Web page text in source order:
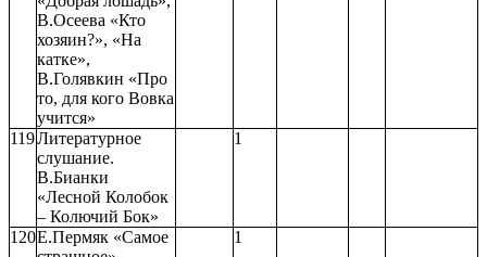
В.Осеева «Кто
хозяин?», «На
катке»,
В.Голявкин «Про
то, для кого Вовка
учится»
119Литературное
слушание.
В.Бианки
«Лесной Колобок
– Колючий Бок»
1
120Е.Пермяк «Самое
1